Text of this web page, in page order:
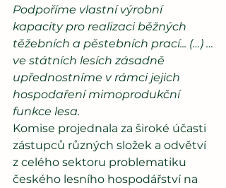
Podpoříme vlastní výrobní
kapacity pro realizaci běžných
těžebních a pěstebních prací... (…) …
ve státních lesích zásadně
upřednostníme v rámci jejich
hospodaření mimoprodukční
funkce lesa.
Komise projednala za široké účasti
zástupců různých složek a odvětví
z celého sektoru problematiku
českého lesního hospodářství na